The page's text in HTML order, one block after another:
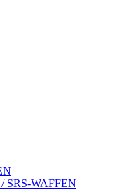
SRS-WAFFEN